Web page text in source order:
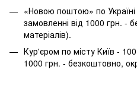
«Новою поштою» по
замовленні від 1000 грн. -
матеріалів).
Кур'єром по місту Київ -
1000 грн. - безкоштовно,